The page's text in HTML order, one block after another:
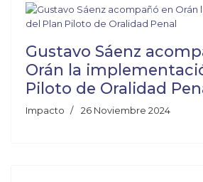
Gustavo Sáenz
Orán la
Piloto de Oralidad
Impacto 26 Noviembre 2024